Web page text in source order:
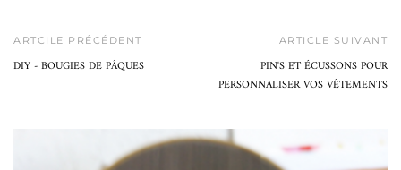
ARTCILE PRÉCÉDENT
DIY - BOUGIES DE PÂQUES
ARTICLE SUIVANT
PIN'S ET ÉCUSSONS POUR
PERSONNALISER VOS VÊTEMENTS